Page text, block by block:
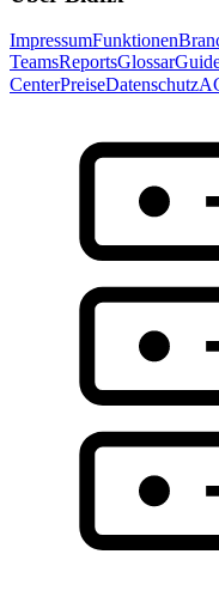
ImpressumFunktionen
TeamsReportsGlossar
CenterPreiseDatenschutz